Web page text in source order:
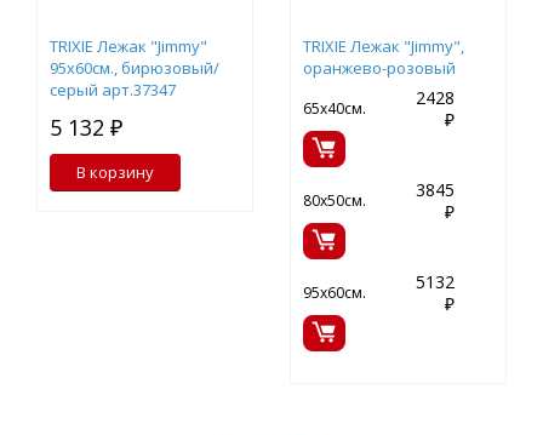
TRIXIE Лежак "Jimmy"
95х60см., бирюзовый/
серый арт.37347
5 132 ₽
В корзину
TRIXIE Лежак "Jimmy",
оранжево-розовый
65х40см.
2428
₽
80х50см.
3845
₽
95х60см.
5132
₽